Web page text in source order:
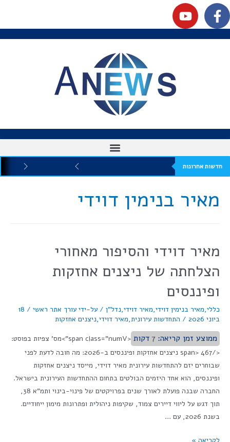
חדשות אחרונות
מאיר בנימין דוידי
מאיר דוידי והסיפור מאחורי
הצלחתה של ניצנים אחזקות
ופיננסים
כללי,מאיר בנימין דוידי,מאיר דוידי,נדל"ן / על-ידי עורך אתר ראשי /
18
ביוני 2026
/ התחדשות עירונית,מאיר דוידי,ניצנים אחזקות
ממוצע זמן קריאה: 7דקות
<span class="numV">מס' צפיות בפוסט:
</span> 467 ניצנים אחזקות ופיננסים ב-2026: מה חובה לדעת לפני
שבוחרים יזם להתחדשות עירונית מאיר דוידי, מייסד ניצנים אחזקות
ופיננסים, הוא אחד היזמים הבולטים בתחום ההתחדשות העירונית בישראל.
החברה שבנה פועלת לאורך שנים בפרויקטים של פינוי-בינוי ותמ"א 38,
תוך דגש על ליווי דיירים צמוד, שקיפות ניהולית ופתרונות מימון ייחודיים.
בשנת 2026, עם …